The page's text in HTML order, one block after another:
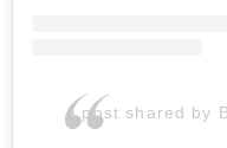
A post shared by